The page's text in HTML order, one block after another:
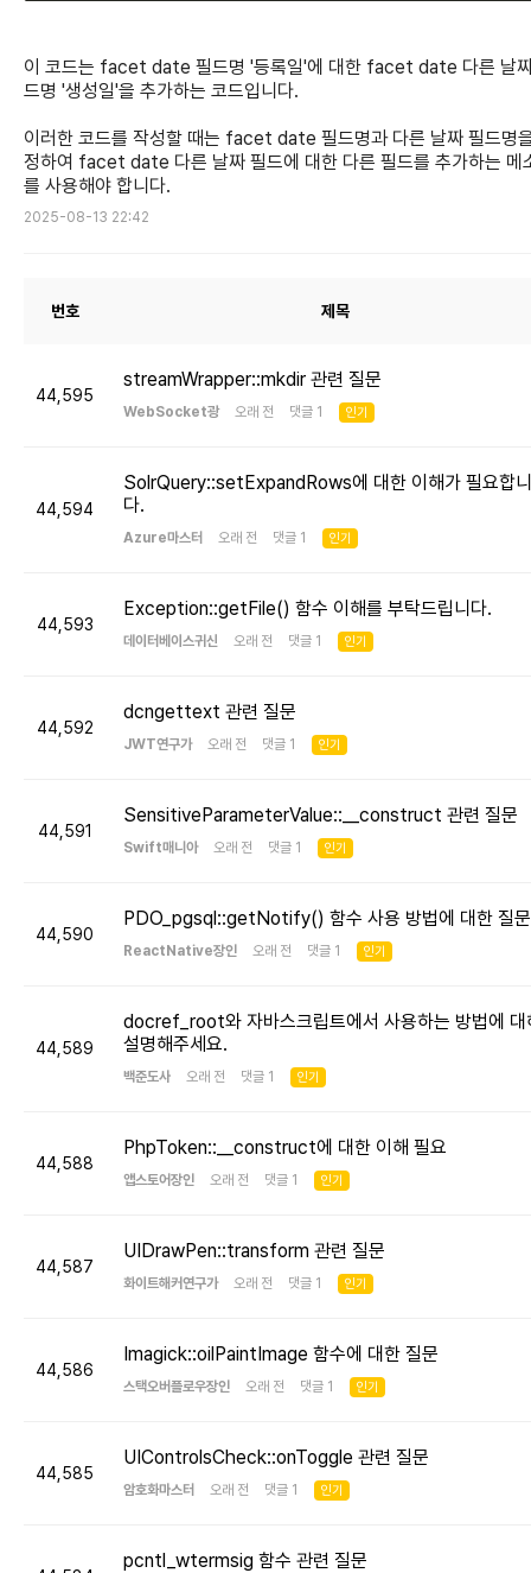
이 코드는 facet date 필드명 '등록일'에 대한 facet date 다른 날
드명 '생성일'을 추가하는 코드입니다.
이러한 코드를 작성할 때는 facet date 필드명과 다른 날짜 필드명
정하여 facet date 다른 날짜 필드에 대한 다른 필드를 추가하는 메
를 사용해야 합니다.
2025-08-13 22:42
번호 제목
44,595
streamWrapper::mkdir 관련 질문
WebSocket광 오래 전 댓글 1 인기
44,594
SolrQuery::setExpandRows에 대한 이해가 필요합니
다.
Azure마스터 오래 전 댓글 1 인기
44,593
Exception::getFile() 함수 이해를 부탁드립니다.
데이터베이스귀신 오래 전 댓글 1 인기
44,592
dcngettext 관련 질문
JWT연구가 오래 전 댓글 1 인기
44,591
SensitiveParameterValue::__construct 관련 질문
Swift매니아 오래 전 댓글 1 인기
44,590
PDO_pgsql::getNotify() 함수 사용 방법에 대한 질문
ReactNative장인 오래 전 댓글 1 인기
44,589
docref_root와 자바스크립트에서 사용하는 방법에 대
설명해주세요.
백준도사 오래 전 댓글 1 인기
44,588
PhpToken::__construct에 대한 이해 필요
앱스토어장인 오래 전 댓글 1 인기
44,587
UIDrawPen::transform 관련 질문
화이트해커연구가 오래 전 댓글 1 인기
44,586
Imagick::oilPaintImage 함수에 대한 질문
스택오버플로우장인 오래 전 댓글 1 인기
44,585
UIControlsCheck::onToggle 관련 질문
암호화마스터 오래 전 댓글 1 인기
pcntl_wtermsig 함수 관련 질문